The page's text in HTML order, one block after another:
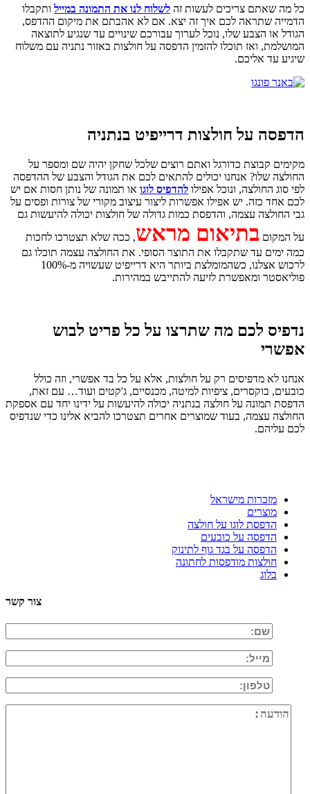
כל מה שאתם צריכים לעשות זה לשלוח לנו את התמונה במייל ותקבלו
הדמייה שתראה לכם איך זה יצא. אם לא אהבתם את מיקום ההדפס,
הגודל או הצבע שלו, נוכל לערוך עבורכם שינויים עד שנגיע לתוצאה
המושלמת, ואז תוכלו להזמין הדפסה על חולצות באזור נתניה עם משלוח
שיגיע עד אליכם.
הדפסה על חולצות דרייפיט בנתניה
מקימים קבוצת כדורגל ואתם רוצים שלכל שחקן יהיה שם ומספר על
החולצה שלו? אנחנו יכולים להתאים לכם את הגודל והצבע של ההדפסה
לפי סוג החולצה, ונוכל אפילו להדפיס לוגו או תמונה של נותן חסות אם יש
לכם אחד כזה. יש אפילו אפשרות ליצור עיצוב מקורי של צורות ופסים על
גבי החולצה עצמה, והדפסת כמות גדולה של חולצות יכולה להיעשות גם
על המקום בתיאום מראש, ככה שלא תצטרכו לחכות
כמה ימים עד שתקבלו את התוצר הסופי. את החולצה עצמה תוכלו גם
לרכוש אצלנו, כשהמומלצת ביותר היא דרייפיט שעשויה מ-100%
פוליאסטר ומאפשרת לזיעה להתייבש במהירות.
נדפיס לכם מה שתרצו על כל פריט לבוש
אפשרי
אנחנו לא מדפיסים רק על חולצות, אלא על כל בד אפשרי, וזה כולל
כובעים, בוקסרים, ציפיות למיטה, מכנסיים, ג'קטים ועוד… עם זאת,
הדפסת תמונה על חולצה בנתניה יכולה להיעשות על ידינו יחד עם אספקת
החולצה עצמה, בעוד שמוצרים אחרים תצטרכו להביא אלינו כדי שנדפיס
לכם עליהם.
מזכרות מישראל
מוצרים
הדפסת לוגו על חולצה
הדפסה על כובעים
הדפסה על בגד גוף לתינוק
חולצות מודפסות לחתונה
בלוג
צור קשר